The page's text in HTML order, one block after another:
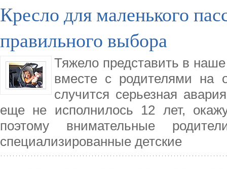
Кресло для маленького
правильного выбора
Тяжело представить в
вместе с родителями на
случится серьезная
еще не исполнилось 12 лет,
поэтому внимательные
специализированные детские